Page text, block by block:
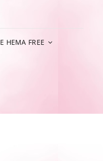
HEMA FREE